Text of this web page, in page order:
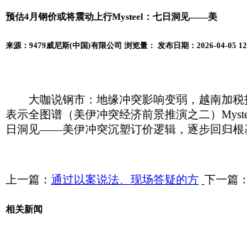
预估4月钢价或将震动上行Mysteel：七日洞见——美
来源：9479威尼斯(中国)有限公司 浏览量： 发布日期：2026-04-05
大咖说钢市：地缘冲突影响变弱，越南加税
表示全图谱（美伊冲突经济前景推演之二）
日洞见——美伊冲突沉塑订价逻辑，逐步回归根
上一篇： 通过以案说法、现场答疑的方 下一篇：
相关新闻